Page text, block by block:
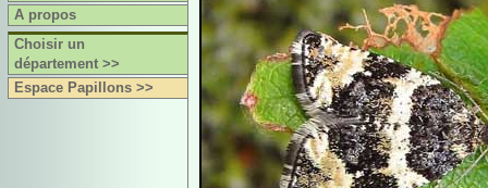
A propos
Choisir un
département >>
Espace Papillons >>